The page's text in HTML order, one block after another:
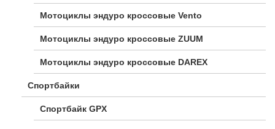
Мотоциклы эндуро кроссовые Vento
Мотоциклы эндуро кроссовые ZUUM
Мотоциклы эндуро кроссовые DAREX
Спортбайки
Спортбайк GPX